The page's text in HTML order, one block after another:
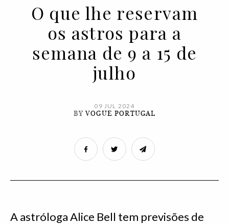
O que lhe reservam
os astros para a
semana de 9 a 15 de
julho
09 JUL 2024
BYVOGUE PORTUGAL
A astróloga Alice Bell tem previsões de